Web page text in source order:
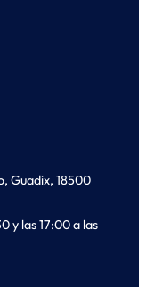
Guadix, 18500
y las 17:00 a las